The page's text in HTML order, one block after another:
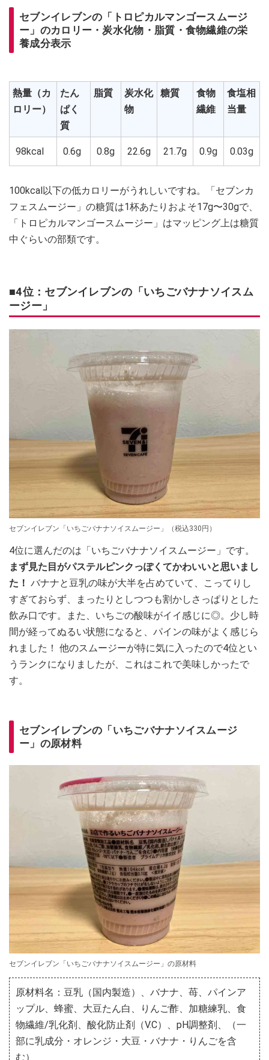
セブンイレブンの「トロピカルマンゴースムージ
ー」のカロリー・炭水化物・脂質・食物繊維の栄
養成分表示
熱量（カ
ロリー）
たん
ぱく
質
脂質
炭水化
物
糖質
食物
繊維
食塩相
当量
98kcal 0.6g 0.8g 22.6g 21.7g 0.9g 0.03g
100kcal以下の低カロリーがうれしいですね。「セブンカ
フェスムージー」の糖質は1杯あたりおよそ17g〜30gで、
「トロピカルマンゴースムージー」はマッピング上は糖質
中ぐらいの部類です。
■4位：セブンイレブンの「いちごバナナソイスム
ージー」
セブンイレブン「いちごバナナソイスムージー」（税込330円）
4位に選んだのは「いちごバナナソイスムージー」です。
まず見た目がパステルピンクっぽくてかわいいと思いまし
た！ バナナと豆乳の味が大半を占めていて、こってりし
すぎておらず、まったりとしつつも割かしさっぱりとした
飲み口です。また、いちごの酸味がイイ感じに◎。少し時
間が経ってぬるい状態になると、パインの味がよく感じら
れました！ 他のスムージーが特に気に入ったので4位とい
うランクになりましたが、これはこれで美味しかったで
す。
セブンイレブンの「いちごバナナソイスムージ
ー」の原材料
セブンイレブン「いちごバナナソイスムージー」の原材料
原材料名：豆乳（国内製造）、バナナ、苺、パインア
ップル、蜂蜜、大豆たん白、りんご酢、加糖練乳、食
物繊維/乳化剤、酸化防止剤（V.C）、pH調整剤、（一
部に乳成分・オレンジ・大豆・バナナ・りんごを含
む）